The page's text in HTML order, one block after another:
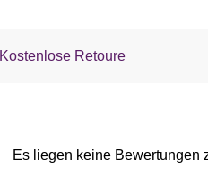
Kostenlose Retoure
Es liegen keine Bewertungen